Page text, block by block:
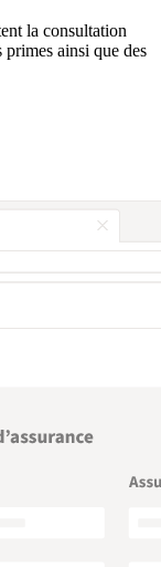
la consultation
primes ainsi que des